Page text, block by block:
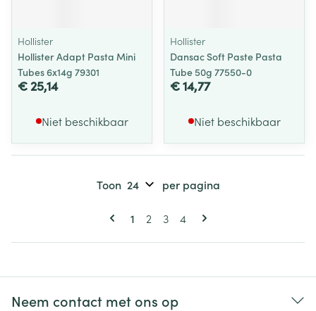
Hollister
Hollister Adapt Pasta Mini
Tubes 6x14g 79301
€ 25,14
Niet beschikbaar
Hollister
Dansac Soft Paste Pasta
Tube 50g 77550-0
€ 14,77
Niet beschikbaar
Pagina's
U lees momenteel pagina
1 Pagina
2 Pagina
3 Pagina
4
Toon per pagina
Neem contact met ons op